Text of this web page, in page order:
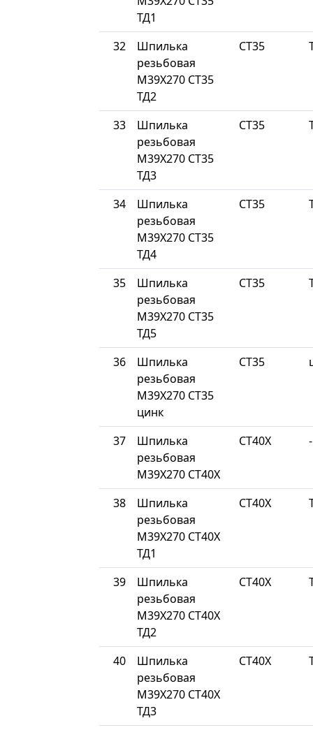
ТД1
32
Шпилька
резьбовая
М39Х270 СТ35
ТД2
СТ35
33
Шпилька
резьбовая
М39Х270 СТ35
ТД3
СТ35
34
Шпилька
резьбовая
М39Х270 СТ35
ТД4
СТ35
35
Шпилька
резьбовая
М39Х270 СТ35
ТД5
СТ35
36
Шпилька
резьбовая
М39Х270 СТ35
цинк
СТ35
37
Шпилька
резьбовая
М39Х270 СТ40Х
СТ40Х -
38
Шпилька
резьбовая
М39Х270 СТ40Х
ТД1
СТ40Х
39
Шпилька
резьбовая
М39Х270 СТ40Х
ТД2
СТ40Х
40
Шпилька
резьбовая
М39Х270 СТ40Х
ТД3
СТ40Х